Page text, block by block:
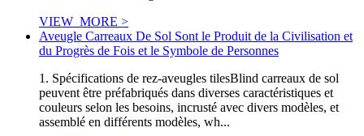
VIEW_MORE >
Aveugle Carreaux De Sol Sont le Produit de la Civilisation et
du Progrès de Fois et le Symbole de Personnes
1. Spécifications de rez-aveugles tilesBlind carreaux de sol
peuvent être préfabriqués dans diverses caractéristiques et
couleurs selon les besoins, incrusté avec divers modèles, et
assemblé en différents modèles, wh...